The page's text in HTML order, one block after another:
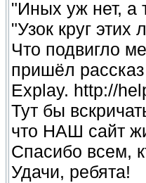
"Иных уж нет, а
"Узок круг
Что подвигло
пришёл
Explay. http://
Тут бы
что НАШ сайт
Спасибо всем,
Удачи, ребята!